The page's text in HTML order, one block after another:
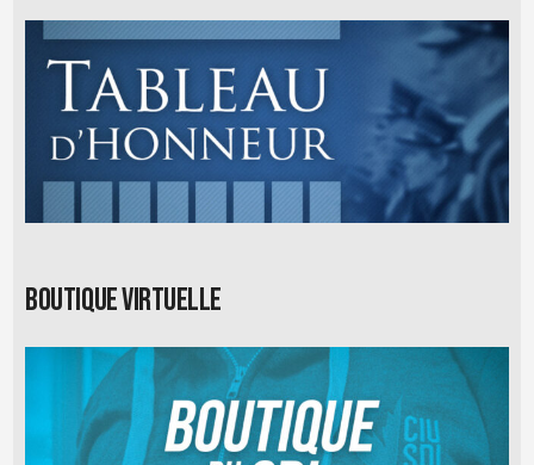
Boutique virtuelle